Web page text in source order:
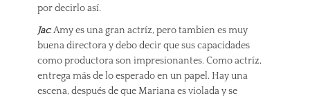
por decirlo así.
Jac: Amy es una gran actríz, pero tambien es muy
buena directora y debo decir que sus capacidades
como productora son impresionantes. Como actríz,
entrega más de lo esperado en un papel. Hay una
escena, después de que Mariana es violada y se